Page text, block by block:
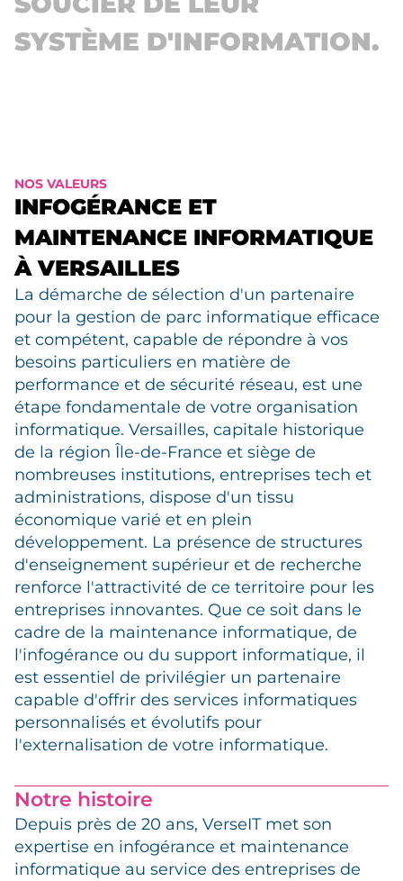
SYSTÈME D'INFORMATION.
NOS VALEURS
INFOGÉRANCE ET
MAINTENANCE INFORMATIQUE
À VERSAILLES
La démarche de sélection d'un partenaire
pour la gestion de parc informatique efficace
et compétent, capable de répondre à vos
besoins particuliers en matière de
performance et de sécurité réseau, est une
étape fondamentale de votre organisation
informatique. Versailles, capitale historique
de la région Île-de-France et siège de
nombreuses institutions, entreprises tech et
administrations, dispose d'un tissu
économique varié et en plein
développement. La présence de structures
d'enseignement supérieur et de recherche
renforce l'attractivité de ce territoire pour les
entreprises innovantes. Que ce soit dans le
cadre de la maintenance informatique, de
l'infogérance ou du support informatique, il
est essentiel de privilégier un partenaire
capable d'offrir des services informatiques
personnalisés et évolutifs pour
l'externalisation de votre informatique.
Notre histoire
Depuis près de 20 ans, VerseIT met son
expertise en infogérance et maintenance
informatique au service des entreprises de